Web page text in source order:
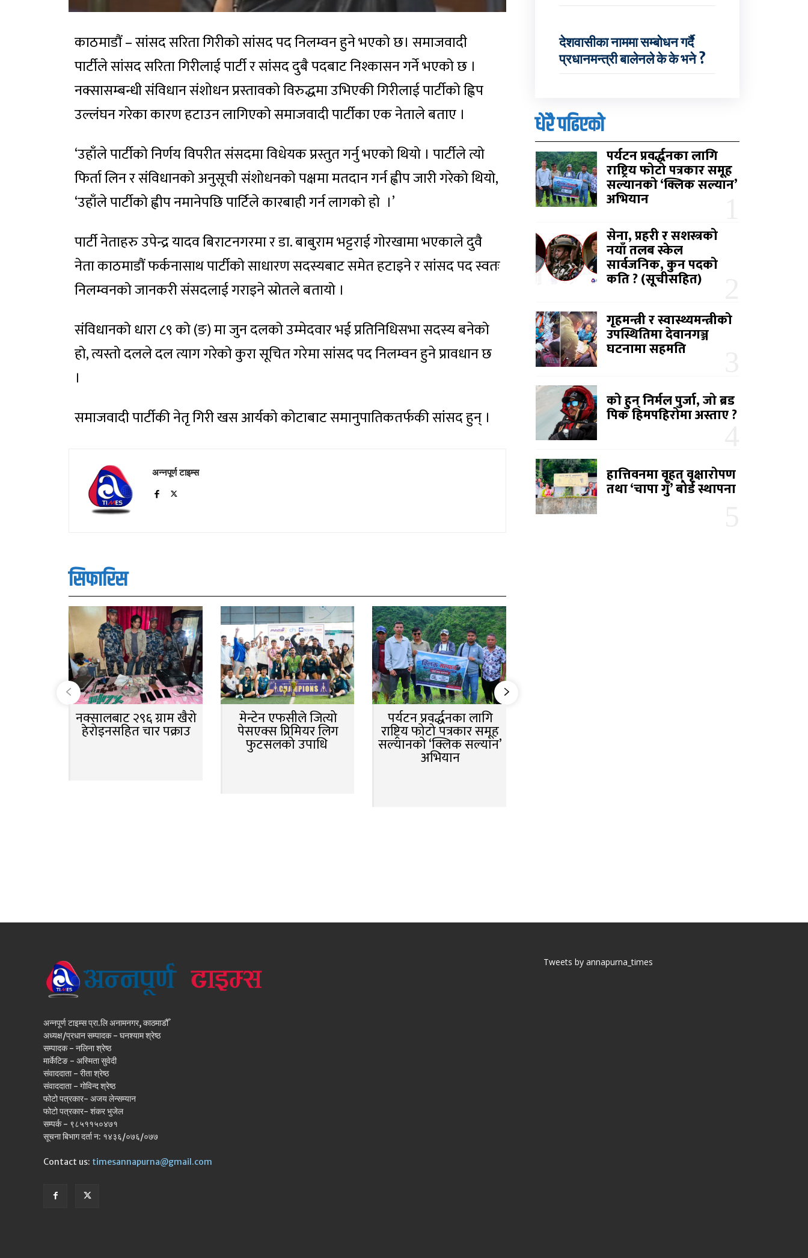
काठमाडौं – सांसद सरिता गिरीको सांसद पद निलम्वन हुने भएको छ। समाजवादी
पार्टीले सांसद सरिता गिरीलाई पार्टी र सांसद दुबै पदबाट निश्कासन गर्ने भएको छ ।
नक्सासम्बन्धी संविधान संशोधन प्रस्तावको विरुद्धमा उभिएकी गिरीलाई पार्टीको ह्विप
उल्लंघन गरेका कारण हटाउन लागिएको समाजवादी पार्टीका एक नेताले बताए ।
‘उहाँले पार्टीको निर्णय विपरीत संसदमा विधेयक प्रस्तुत गर्नु भएको थियो । पार्टीले त्यो
फिर्ता लिन र संविधानको अनुसूची संशोधनको पक्षमा मतदान गर्न ह्वीप जारी गरेको थियो,
‘उहाँले पार्टीको ह्वीप नमानेपछि पार्टिले कारबाही गर्न लागको हो ।’
पार्टी नेताहरु उपेन्द्र यादव बिराटनगरमा र डा. बाबुराम भट्टराई गोरखामा भएकाले दुवै
नेता काठमाडौं फर्कनासाथ पार्टीको साधारण सदस्यबाट समेत हटाइने र सांसद पद स्वतः
निलम्वनको जानकरी संसदलाई गराइने स्रोतले बतायो ।
संविधानको धारा ८९ को (ङ) मा जुन दलको उम्मेदवार भई प्रतिनिधिसभा सदस्य बनेको
हो, त्यस्तो दलले दल त्याग गरेको कुरा सूचित गरेमा सांसद पद निलम्वन हुने प्रावधान छ
।
समाजवादी पार्टीकी नेतृ गिरी खस आर्यको कोटाबाट समानुपातिकतर्फकी सांसद हुन् ।
अन्नपूर्ण टाइम्स
सिफारिस
नक्सालबाट २९६ ग्राम खैरो
हेरोइनसहित चार पक्राउ
मेन्टेन एफसीले जित्यो
पेसएक्स प्रिमियर लिग
फुटसलको उपाधि
पर्यटन प्रवर्द्धनका लागि
राष्ट्रिय फोटो पत्रकार समूह
सल्यानको ‘क्लिक सल्यान’
अभियान
देशवासीका नाममा सम्बोधन गर्दै
प्रधानमन्त्री बालेनले के के भने ?
धेरै पढिएको
पर्यटन प्रवर्द्धनका लागि
राष्ट्रिय फोटो पत्रकार समूह
सल्यानको ‘क्लिक सल्यान’
अभियान
सेना, प्रहरी र सशस्त्रको
नयाँ तलब स्केल
सार्वजनिक, कुन पदको
कति ? (सूचीसहित)
गृहमन्त्री र स्वास्थ्यमन्त्रीको
उपस्थितिमा देवानगञ्ज
घटनामा सहमति
को हुन् निर्मल पुर्जा, जो ब्रड
पिक हिमपहिरोमा अस्ताए ?
हात्तिवनमा वृहत् वृक्षारोपण
तथा ‘चापा गुँ’ बोर्ड स्थापना
अन्नपूर्ण टाइम्स प्रा.लि अनामनगर, काठमाडौँ
अध्यक्ष/प्रधान सम्पादक - घनश्याम श्रेष्ठ
सम्पादक - नलिना श्रेष्ठ
मार्केटिङ - अस्मिता सुवेदी
संवाददाता - रीता श्रेष्ठ
संवाददाता - गोविन्द श्रेष्ठ
फोटो पत्रकार- अजय लेन्सम्यान
फोटो पत्रकार- शंकर भुजेल
सम्पर्क - ९८५११५०४७१
सूचना बिभाग दर्ता न: १४३६/०७६/०७७
Contact us: timesannapurna@gmail.com
Tweets by annapurna_times